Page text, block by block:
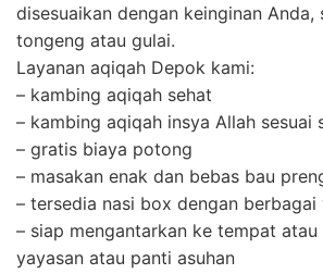
disesuaikan dengan keinginan Anda,
tongeng atau gulai.
Layanan aqiqah Depok kami:
– kambing aqiqah sehat
– kambing aqiqah insya Allah sesuai
– gratis biaya potong
– masakan enak dan bebas bau
– tersedia nasi box dengan berbagai
– siap mengantarkan ke tempat
yayasan atau panti asuhan